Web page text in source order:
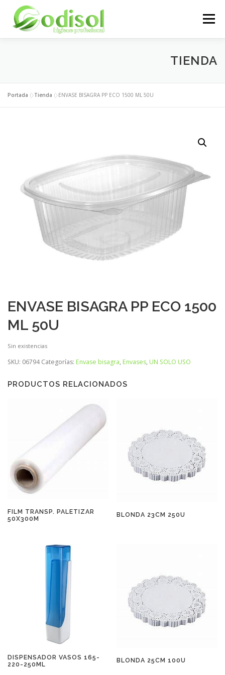
contenido
Menú
ÁREA CLIENTES CONTACTO
TIENDA
Portada »Tienda »ENVASE BISAGRA PP ECO 1500 ML 50U
ENVASE BISAGRA PP ECO 1500
ML 50U
Sin existencias
SKU: 06794 Categorías: Envase bisagra, Envases, UN SOLO USO
PRODUCTOS RELACIONADOS
FILM TRANSP. PALETIZAR
50X300M
BLONDA 23CM 250U
DISPENSADOR VASOS 165-
220-250ML
BLONDA 25CM 100U